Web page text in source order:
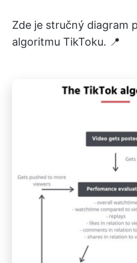
Zde je stručný diagram
algoritmu TikToku. 📍